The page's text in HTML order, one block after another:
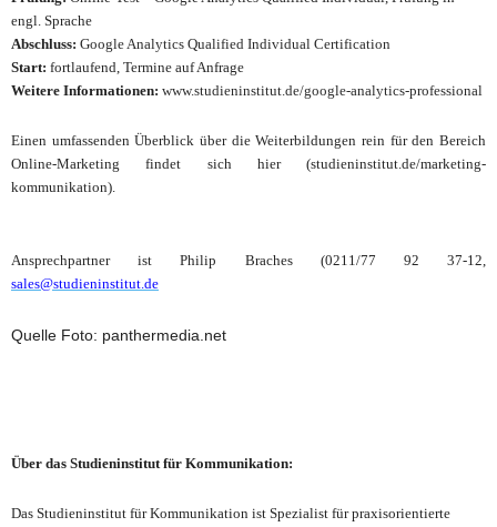
engl. Sprache
Abschluss: Google Analytics Qualified Individual Certification
Start: fortlaufend, Termine auf Anfrage
Weitere Informationen: www.studieninstitut.de/google-analytics-professional
Einen umfassenden Überblick über die Weiterbildungen rein für den Bereich
Online-Marketing findet sich hier (studieninstitut.de/marketing-
kommunikation).
Ansprechpartner istPhilip Braches (0211/77 92 37-12,
sales@studieninstitut.de
Quelle Foto: panthermedia.net
Über das Studieninstitut für Kommunikation:
Das Studieninstitut für Kommunikation ist Spezialist für praxisorientierte